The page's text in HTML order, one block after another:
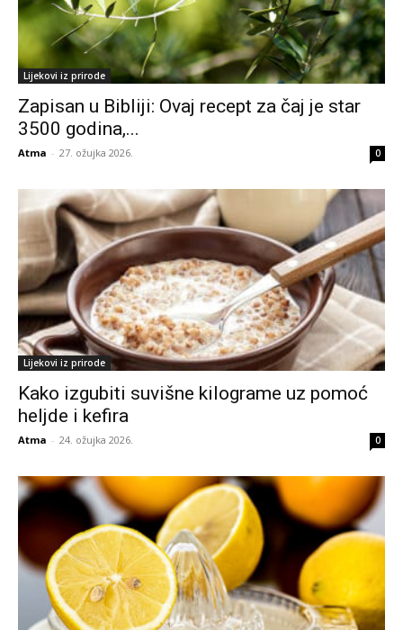
Lijekovi iz prirode
Zapisan u Bibliji: Ovaj recept za čaj je star
3500 godina,...
Atma - 27. ožujka 2026. 0
Lijekovi iz prirode
Kako izgubiti suvišne kilograme uz pomoć
heljde i kefira
Atma - 24. ožujka 2026. 0